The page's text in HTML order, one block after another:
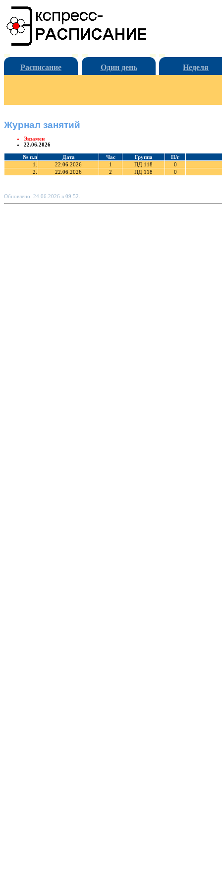
Расписание Один день Неделя
Журнал занятий
Экзамен
22.06.2026
№ п.п Дата Час Группа
П/г
1.
22.06.2026 1 ПД 118
0
2.
22.06.2026 2 ПД 118 0
Обновлено: 24.06.2026 в 09:52.